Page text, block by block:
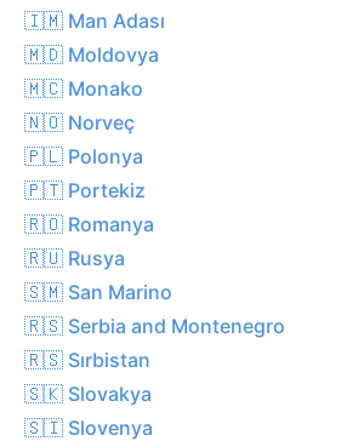
🇮🇲 Man Adası
🇲🇩 Moldovya
🇲🇨 Monako
🇳🇴 Norveç
🇵🇱 Polonya
🇵🇹 Portekiz
🇷🇴 Romanya
🇷🇺 Rusya
🇸🇲 San Marino
🇷🇸 Serbia and Montenegro
🇷🇸 Sırbistan
🇸🇰 Slovakya
🇸🇮 Slovenya